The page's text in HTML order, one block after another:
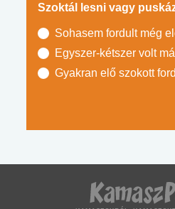
Szoktál lesni vagy
Sohasem fordult még
Egyszer-kétszer volt
Gyakran elő szokott